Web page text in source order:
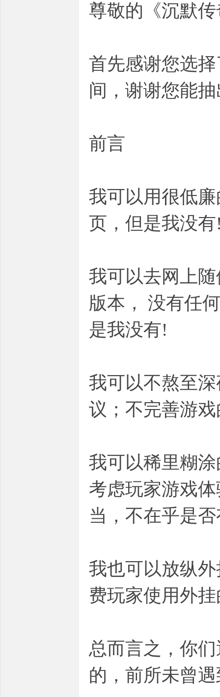
尊敬的《沉默
首先感谢您选
间，谢谢您能
前言
我可以用很低
页，但是我没
我可以去网上
版本， 没有任
是我没有!
我可以不熬至
议；不完善游
我可以稀里糊
考虑玩家游戏
当，不在乎是
我也可以放纵
费玩家使用外
总而言之，你
的，前所未曾